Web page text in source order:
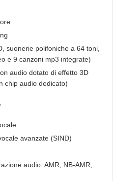
suonerie polifoniche a 64 toni,
e 9 canzoni mp3 integrate)
audio dotato di effetto 3D
chip audio dedicato)
avanzate (SIND)
audio: AMR, NB-AMR,